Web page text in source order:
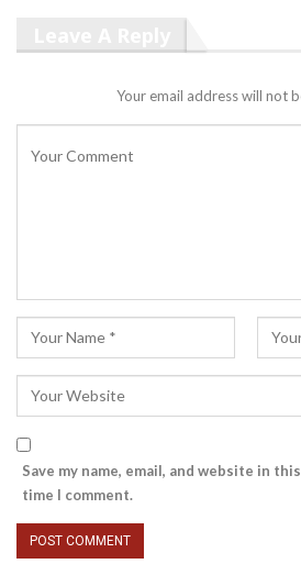
Your email address will not
Save my name, email, and website in
time I comment.